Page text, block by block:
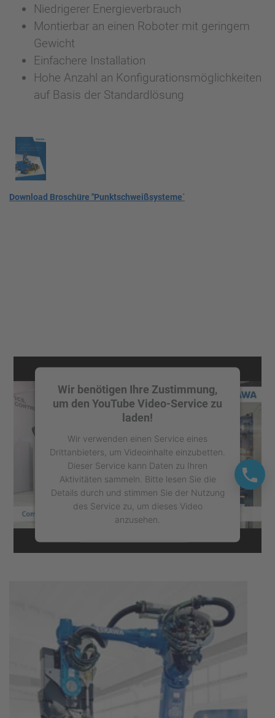
Niedrigerer Energieverbrauch
Montierbar an einen Roboter mit geringem
Gewicht
Einfachere Installation
Hohe Anzahl an Konfigurationsmöglichkeiten
auf Basis der Standardlösung
Download Broschüre "Punktschweißsysteme"
Wir benötigen Ihre Zustimmung,
um den YouTube Video-Service zu
laden!
Wir verwenden einen Service eines
Drittanbieters, um Videoinhalte einzubetten.
Dieser Service kann Daten zu Ihren
Aktivitäten sammeln. Bitte lesen Sie die
Details durch und stimmen Sie der Nutzung
des Service zu, um dieses Video
anzusehen.
Mehr Informationen
Usercentrics Consent
Management Platform